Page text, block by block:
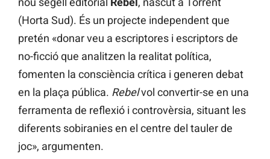
(Horta Sud). És un projecte independent que
pretén «donar veu a escriptores i escriptors de
no-ficció que analitzen la realitat política,
fomenten la consciència crítica i generen debat
en la plaça pública. Rebelvol convertir-se en una
ferramenta de reflexió i controvèrsia, situant les
diferents sobiranies en el centre del tauler de
joc», argumenten.